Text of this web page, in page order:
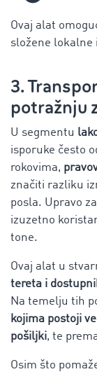
Ovaj alat
složene lokalne
3.
potražnju
U segmentu
isporuke često
rokovima,
značiti razliku
posla. Upravo
izuzetno
tone.
Ovaj alat u
tereta i
Na temelju tih
kojima postoji
pošiljki, te
Osim što